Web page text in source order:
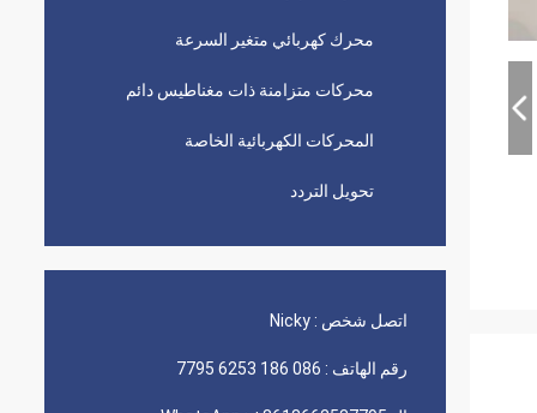
محرك كهربائي متغير السرعة
محركات متزامنة ذات مغناطيس دائم
المحركات الكهربائية الخاصة
تحويل التردد
اتصل شخص : Nicky
رقم الهاتف : 086 186 6253 7795